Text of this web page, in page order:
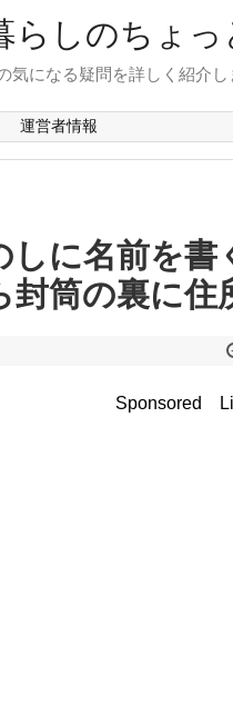
らしのちょ
気になる疑問を詳しく紹介し
運営者情報
しに名前を
封筒の裏に住
Sponsored